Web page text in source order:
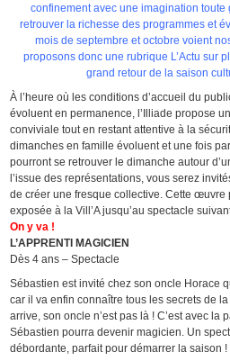
confinement avec une imagination
retrouver la richesse des programmes et
mois de septembre et octobre voient
proposons donc une rubrique L’Actu sur
grand retour de la saison
À l’heure où les conditions d’accueil du
évoluent en permanence, l’Illiade propose
conviviale tout en restant attentive à la
dimanches en famille évoluent et une fois
pourront se retrouver le dimanche autour
l’issue des représentations, vous serez
de créer une fresque collective. Cette œuvre
exposée à la Vill’A jusqu’au spectacle
On y va !
L’APPRENTI MAGICIEN
Dès 4 ans – Spectacle
Sébastien est invité chez son oncle Horace
car il va enfin connaître tous les secrets de
arrive, son oncle n’est pas là ! C’est avec la
Sébastien pourra devenir magicien. Un
débordante, parfait pour démarrer la saison !